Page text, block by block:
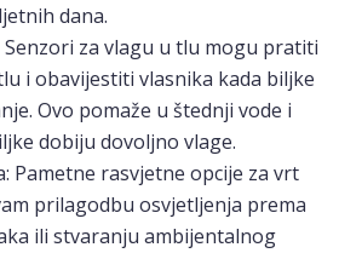
dana.
Senzori za vlagu u tlu mogu pratiti
i obavijestiti vlasnika kada biljke
Ovo pomaže u štednji vode i
dobiju dovoljno vlage.
Pametne rasvjetne opcije za vrt
prilagodbu osvjetljenja prema
ili stvaranju ambijentalnog